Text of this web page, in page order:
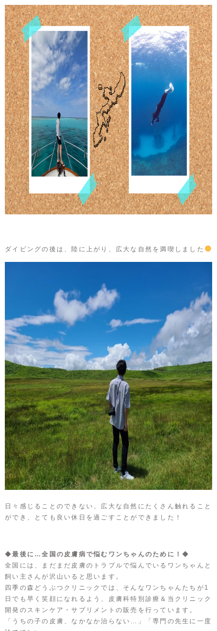
ダイビングの後は、陸に上がり、広大な自然を満喫しました
日々感じることのできない、広大な自然にたくさん触れること
ができ、とても良い休日を過ごすことができました！
◆最後に…全国の皮膚病で悩むワンちゃんのために！ ◆
全国には、まだまだ皮膚のトラブルで悩んでいるワンちゃんと
飼い主さんが沢山いると思います。
四季の森どうぶつクリニックでは、そんなワンちゃんたちが1
日でも早く笑顔になれるよう、皮膚科特別診療＆当クリニック
開発のスキンケア・サプリメントの販売を行っています。
「うちの子の皮膚、なかなか治らない…」「専門の先生に一度